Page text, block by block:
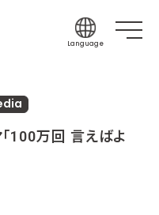
Language
Korean
100万回 言えばよ